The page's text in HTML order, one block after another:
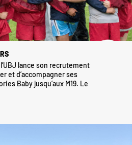
lance son recrutement
et d’accompagner ses
Baby jusqu’aux M19. Le